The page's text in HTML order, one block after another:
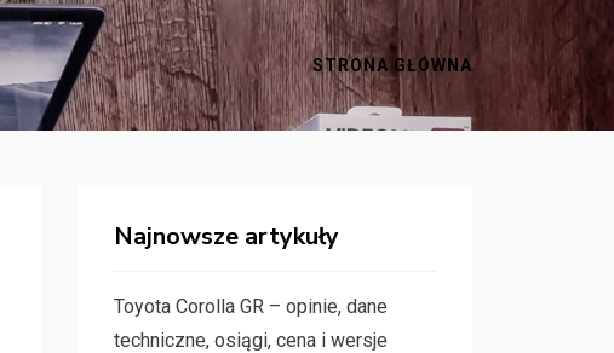
STRONA GŁÓWNA
Najnowsze artykuły
Toyota Corolla GR – opinie, dane
techniczne, osiągi, cena i wersje